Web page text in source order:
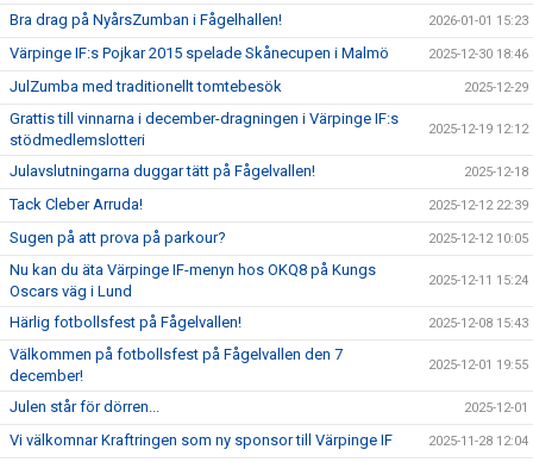
Bra drag på NyårsZumban i Fågelhallen! 2026-01-01 15:23
Värpinge IF:s Pojkar 2015 spelade Skånecupen i Malmö 2025-12-30 18:46
JulZumba med traditionellt tomtebesök 2025-12-29
Grattis till vinnarna i december-dragningen i Värpinge IF:s
stödmedlemslotteri
2025-12-19 12:12
Julavslutningarna duggar tätt på Fågelvallen! 2025-12-18
Tack Cleber Arruda! 2025-12-12 22:39
Sugen på att prova på parkour? 2025-12-12 10:05
Nu kan du äta Värpinge IF-menyn hos OKQ8 på Kungs
Oscars väg i Lund
2025-12-11 15:24
Härlig fotbollsfest på Fågelvallen! 2025-12-08 15:43
Välkommen på fotbollsfest på Fågelvallen den 7
december!
2025-12-01 19:55
Julen står för dörren... 2025-12-01
Vi välkomnar Kraftringen som ny sponsor till Värpinge IF 2025-11-28 12:04